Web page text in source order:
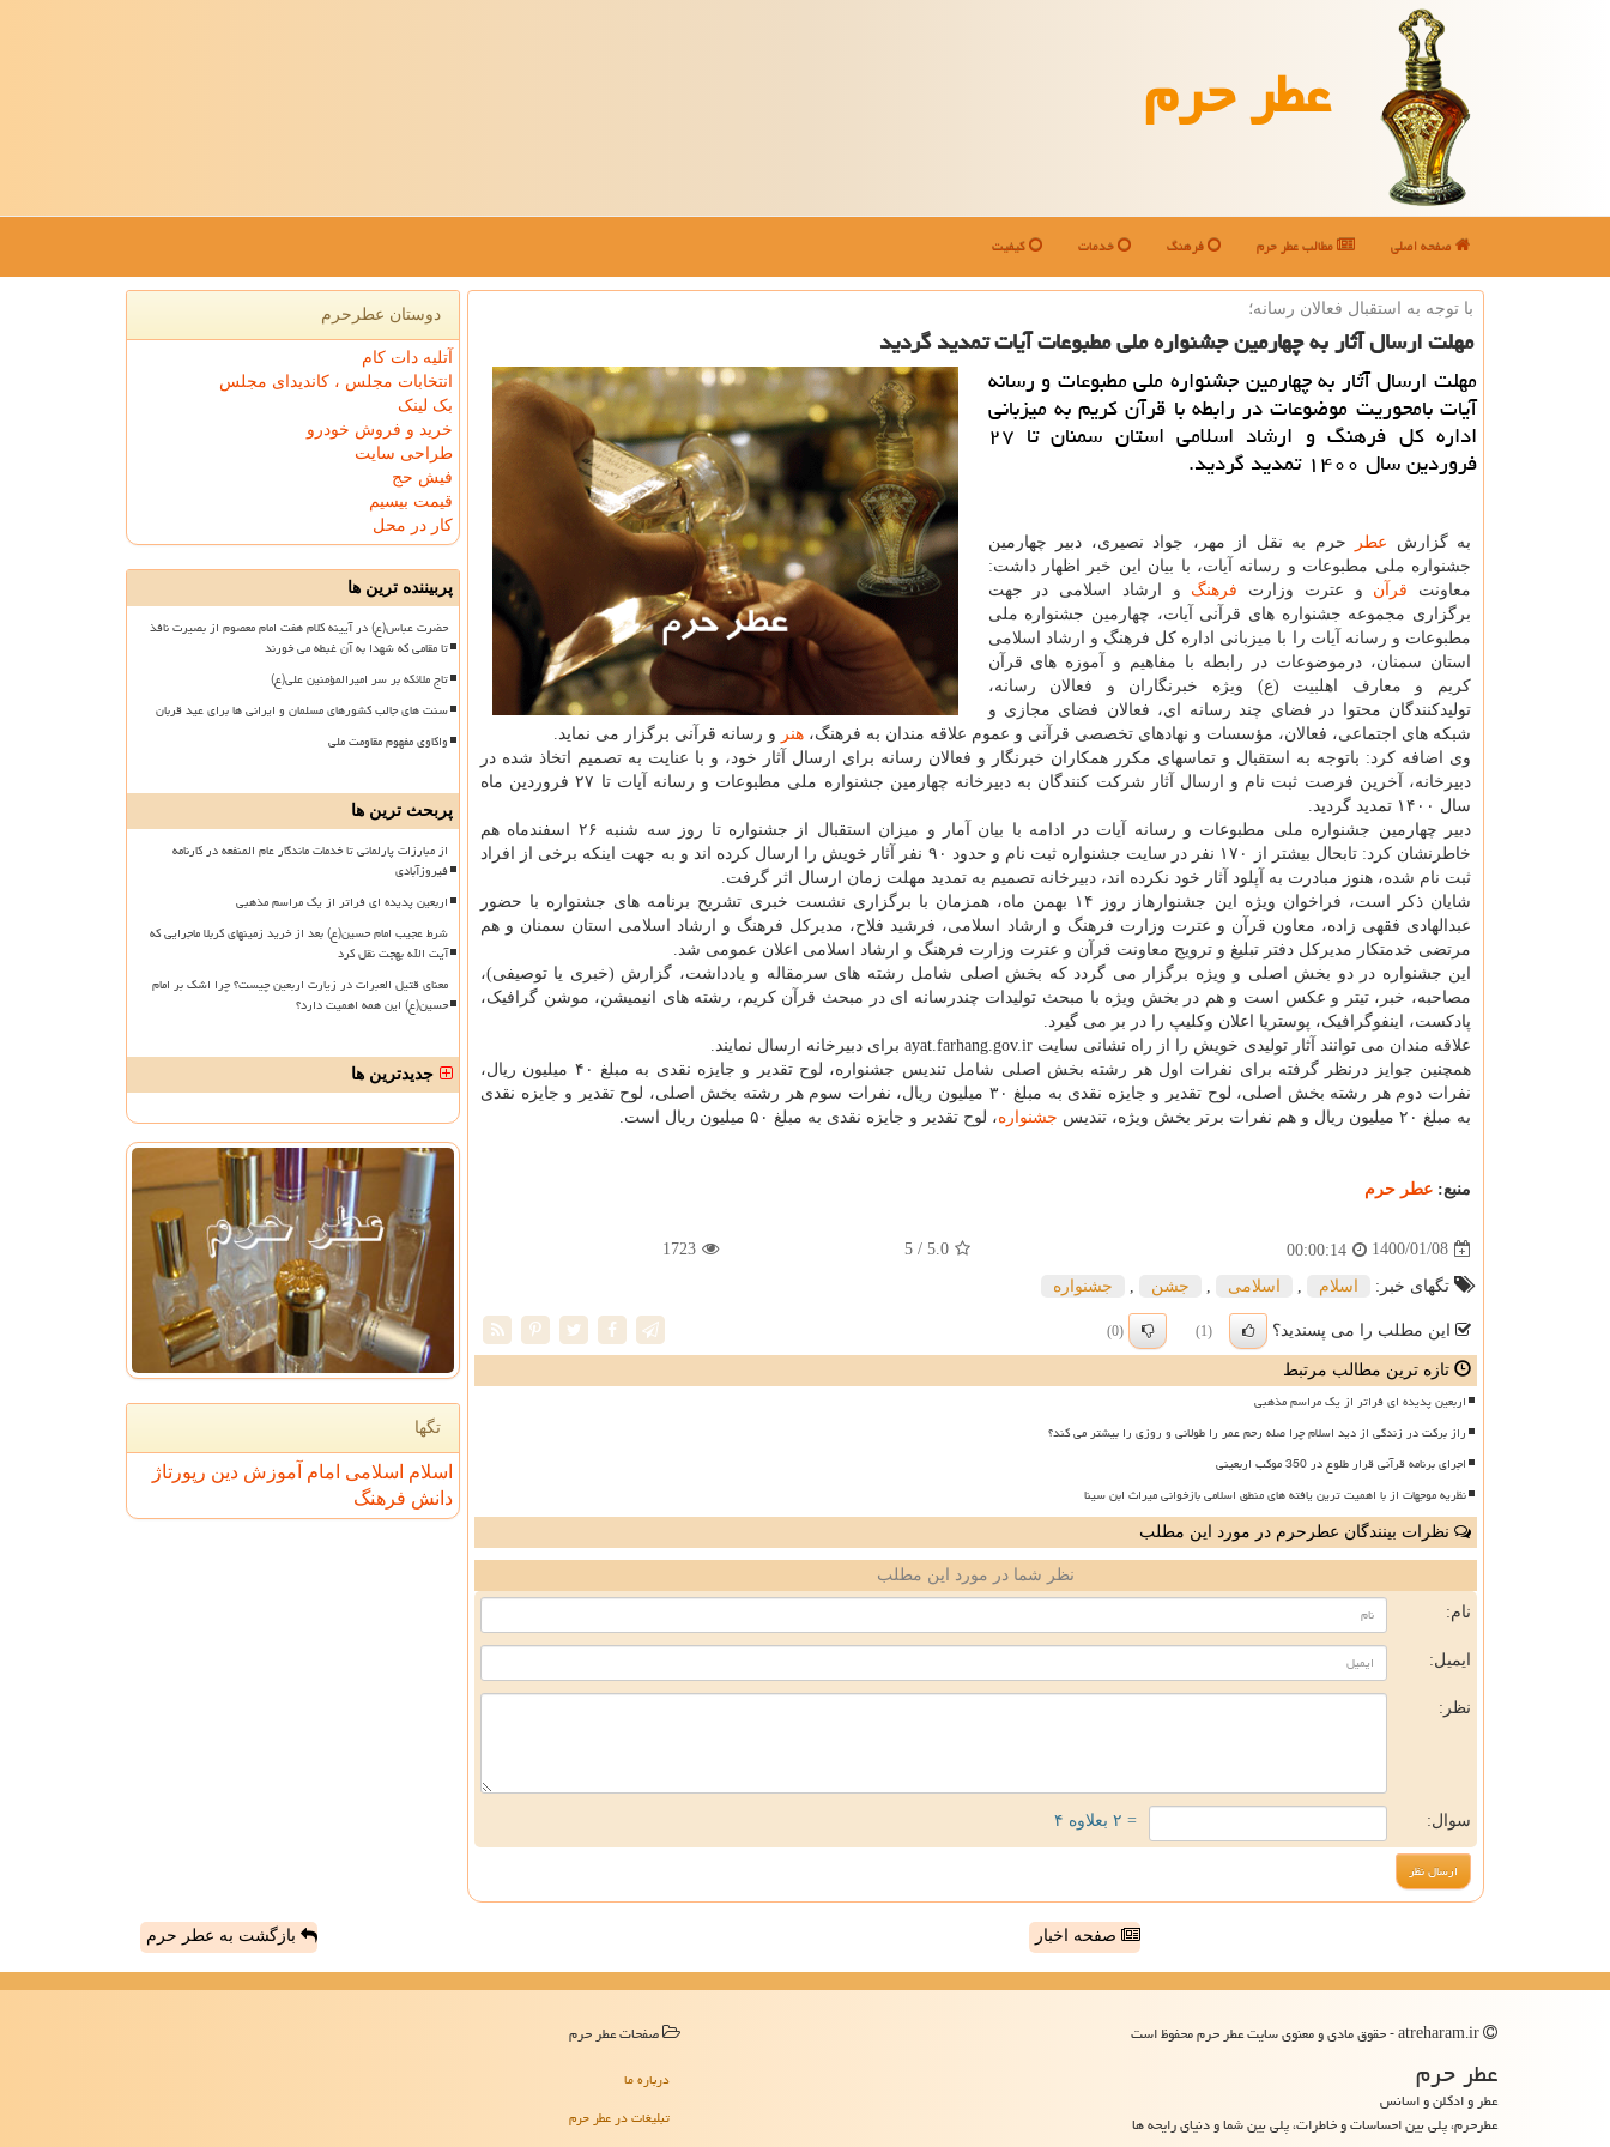
عطر حرم
صفحه اصلی مطالب عطر حرم فرهنگ خدمات کیفیت
با توجه به استقبال فعالان رسانه؛
مهلت ارسال آثار به چهارمین جشنواره ملی مطبوعات آیات تمدید گردید
مهلت ارسال آثار به چهارمین جشنواره ملی مطبوعات و رسانه
آیات بامحوریت موضوعات در رابطه با قرآن کریم به میزبانی
اداره کل فرهنگ و ارشاد اسلامی استان سمنان تا ۲۷
فروردین سال ۱۴۰۰ تمدید گردید.
به گزارش عطر
حرم به نقل از مهر، جواد نصیری، دبیر چهارمین
جشنواره ملی مطبوعات و رسانه آیات، با بیان این خبر اظهار داشت:
معاونت قرآن و عترت وزارت فرهنگ و ارشاد اسلامی در جهت
برگزاری مجموعه جشنواره های قرآنی آیات، چهارمین جشنواره ملی
مطبوعات و رسانه آیات را با میزبانی اداره کل فرهنگ و ارشاد اسلامی
استان سمنان، درموضوعات در رابطه با مفاهیم و آموزه های قرآن
کریم و معارف اهلبیت (ع) ویژه خبرنگاران و فعالان رسانه،
تولیدکنندگان محتوا در فضای چند رسانه ای، فعالان فضای مجازی و
شبکه های اجتماعی، فعالان، مؤسسات و نهادهای تخصصی قرآنی و عموم علاقه مندان به فرهنگ، هنر و رسانه قرآنی برگزار می نماید.
وی اضافه کرد: باتوجه به استقبال و تماسهای مکرر همکاران خبرنگار و فعالان رسانه برای ارسال آثار خود، و با عنایت به تصمیم اتخاذ شده در
دبیرخانه، آخرین فرصت ثبت نام و ارسال آثار شرکت کنندگان به دبیرخانه چهارمین جشنواره ملی مطبوعات و رسانه آیات تا ۲۷ فروردین ماه
سال ۱۴۰۰ تمدید گردید.
دبیر چهارمین جشنواره ملی مطبوعات و رسانه آیات در ادامه با بیان آمار و میزان استقبال از جشنواره تا روز سه شنبه ۲۶ اسفندماه هم
خاطرنشان کرد: تابحال بیشتر از ۱۷۰ نفر در سایت جشنواره ثبت نام و حدود ۹۰ نفر آثار خویش را ارسال کرده اند و به جهت اینکه برخی از افراد
ثبت نام شده، هنوز مبادرت به آپلود آثار خود نکرده اند، دبیرخانه تصمیم به تمدید مهلت زمان ارسال اثر گرفت.
شایان ذکر است، فراخوان ویژه این جشنوارهاز روز ۱۴ بهمن ماه، همزمان با برگزاری نشست خبری تشریح برنامه های جشنواره با حضور
عبدالهادی فقهی زاده، معاون قرآن و عترت وزارت فرهنگ و ارشاد اسلامی، فرشید فلاح، مدیرکل فرهنگ و ارشاد اسلامی استان سمنان و هم
مرتضی خدمتکار مدیرکل دفتر تبلیغ و ترویج معاونت قرآن و عترت وزارت فرهنگ و ارشاد اسلامی اعلان عمومی شد.
این جشنواره در دو بخش اصلی و ویژه برگزار می گردد که بخش اصلی شامل رشته های سرمقاله و یادداشت، گزارش (خبری یا توصیفی)،
مصاحبه، خبر، تیتر و عکس است و هم در بخش ویژه با مبحث تولیدات چندرسانه ای در مبحث قرآن کریم، رشته های انیمیشن، موشن گرافیک،
پادکست، اینفوگرافیک، پوستریا اعلان وکلیپ را در بر می گیرد.
علاقه مندان می توانند آثار تولیدی خویش را از راه نشانی سایت ayat.farhang.gov.ir برای دبیرخانه ارسال نمایند.
همچنین جوایز درنظر گرفته برای نفرات اول هر رشته بخش اصلی شامل تندیس جشنواره، لوح تقدیر و جایزه نقدی به مبلغ ۴۰ میلیون ریال،
نفرات دوم هر رشته بخش اصلی، لوح تقدیر و جایزه نقدی به مبلغ ۳۰ میلیون ریال، نفرات سوم هر رشته بخش اصلی، لوح تقدیر و جایزه نقدی
به مبلغ ۲۰ میلیون ریال و هم نفرات برتر بخش ویژه، تندیس
جشنواره، لوح تقدیر و جایزه نقدی به مبلغ ۵۰ میلیون ریال است.
منبع: عطر حرم
1400/01/08
00:00:14
5.0
/ 5
1723
تگهای خبر: اسلام اسلامی جشن جشنواره
این مطلب را می پسندید؟ (1)
(0)
تازه ترین مطالب مرتبط
اربعین پدیده ای فراتر از یک مراسم مذهبی
راز برکت در زندگی از دید اسلام چرا صله رحم عمر را طولانی و روزی را بیشتر می کند؟
اجرای برنامه قرآنی قرار طلوع در 350 موکب اربعینی
نظریه موجهات از با اهمیت ترین یافته های منطق اسلامی بازخوانی میراث ابن سینا
نظرات بینندگان عطرحرم در مورد این مطلب
نظر شما در مورد این مطلب
نام:
ایمیل:
نظر:
سوال: = ۲ بعلاوه ۴
دوستان عطرحرم
آتلیه دات کام
انتخابات مجلس ، کاندیدای مجلس
بک لینک
خرید و فروش خودرو
طراحی سایت
فیش حج
قیمت بیسیم
کار در محل
پربیننده ترین ها
حضرت عباس(ع) در آیینه کلام هفت امام معصوم از بصیرت نافذ
تا مقامی که شهدا به آن غبطه می خورند
تاج ملائکه بر سر امیرالمؤمنین علی(ع)
سنت های جالب کشورهای مسلمان و ایرانی ها برای عید قربان
واکاوی مفهوم مقاومت ملی
پربحث ترین ها
از مبارزات پارلمانی تا خدمات ماندگار عام المنفعه در کارنامه
فیروزآبادی
اربعین پدیده ای فراتر از یک مراسم مذهبی
شرط عجیب امام حسین(ع) بعد از خرید زمینهای کربلا ماجرایی که
آیت الله بهجت نقل کرد
معنای قتیل العبرات در زیارت اربعین چیست؟ چرا اشک بر امام
حسین(ع) این همه اهمیت دارد؟
جدیدترین ها
تگها
اسلام اسلامی امام آموزش دین رپورتاژ
دانش فرهنگ
صفحه اخبار بازگشت به عطر حرم
عطر حرم
عطر و ادکلن و اسانس
عطرحرم، پلی بین احساسات و خاطرات، پلی بین شما و دنیای رایحه ها
صفحات عطر حرم
درباره ما
تبلیغات در عطر حرم